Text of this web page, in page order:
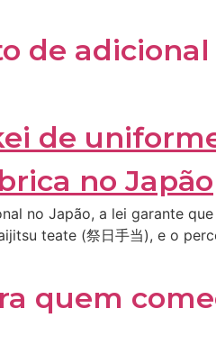
de
no Japão, a lei garante
teate (祭日手当), e o
quem